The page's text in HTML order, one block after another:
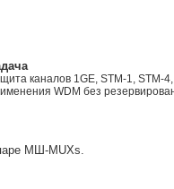
каналов 1GE, STM-1, STM-
WDM без
МШ-MUXs.